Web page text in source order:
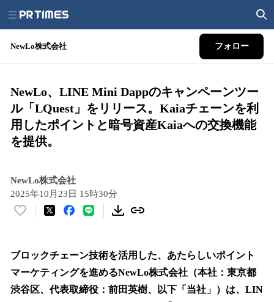
NewLo株式会社 フォロー
NewLo、LINE Mini Dappのキャンペーンツー
ル「LQuest」をリリース。Kaiaチェーンを利
用したポイントと暗号資産Kaiaへの交換機能
を提供。
NewLo株式会社
2025年10月23日 15時30分
い
！
読
ブロックチェーン技術を活用した、あたらしいポイント
マーケティングを進めるNewLo株式会社（本社：東京都
渋谷区、代表取締役：前田英樹、以下「当社」）は、LIN